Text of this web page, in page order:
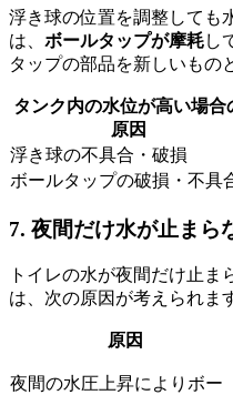
浮き球の位置を調整しても
は、 ボールタップが摩耗し
タップの部品を新しいもの
タンク内の水位が高い場合
原因
浮き球の不具合・破損
ボールタップの破損・不具
7. 夜間だけ水が止まら
トイレの水が夜間だけ止
は、次の原因が考えられま
原因
夜間の水圧上昇によりボー